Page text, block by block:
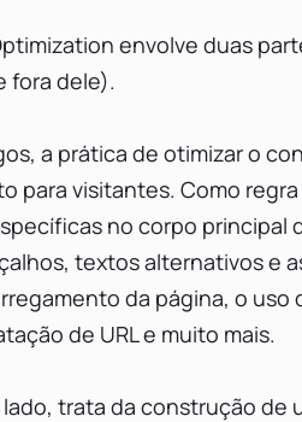
envolve duas
fora dele).
a prática de otimizar o
para visitantes. Como
no corpo principal
textos alternativos e
da página, o
de URL e muito mais.
trata da construção